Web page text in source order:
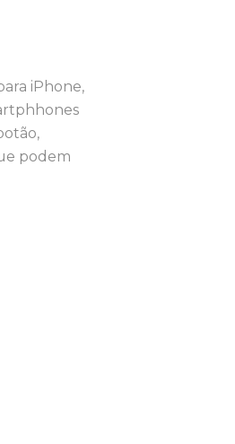
iPhone,
podem